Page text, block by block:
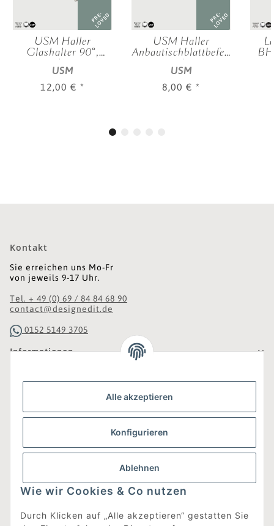
Alle akzeptieren
Konfigurieren
Ablehnen
Wie wir Cookies & Co nutzen
Durch Klicken auf „Alle akzeptieren“ gestatten Sie
PRE-
LOVED
USM Haller
Glashalter 90°,
verchromt
USM
12,00 € *
PRE-
LOVED
USM Haller
Anbautischblattbefestigung
/
Befestigungsklammer
USM
8,00 € *
Kontakt
Sie erreichen uns Mo-Fr
von jeweils 9-17 Uhr.
Tel. + 49 (0) 69 / 84 84 68 90
contact@designedit.de
0152 5149 3705
Informationen
Gesetzliche Informationen
Was ist DesignEdit_?
Eine Online-Boutique für individuelles Design.
Ausgewählte Designer-Möbel und Accessoires, neue und
gebrauchte Designklassiker, die Entdeckung
unbekannter Manufakturen und Interior-Schätze aus
aller Welt sowie ein Blogazine mit jeder Menge
Inspiration.
Für alle, die nach dem Besonderen suchen!